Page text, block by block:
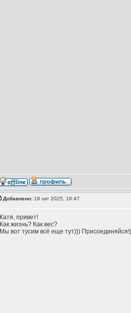
Добавлено:18 окт 2025, 16:47
Катя, привет!
Как жизнь? Как вес?
Мы вот тусим всё еще тут)))